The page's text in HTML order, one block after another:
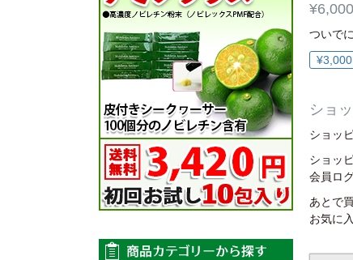
ついで
ショ
ショッ
ショッ
会員ロ
あとで
お気に